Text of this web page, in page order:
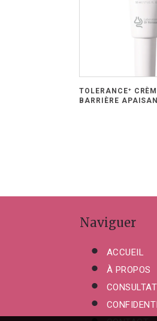
TOLERANCE⁺
BARRIÈRE
Naviguer
ACCUEIL
À PROPOS